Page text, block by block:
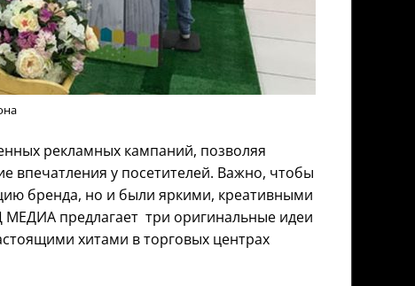
рекламных кампаний, позволяя
впечатления у посетителей. Важно, чтобы
бренда, но и были яркими, креативными
предлагает три оригинальные идеи
хитами в торговых центрах